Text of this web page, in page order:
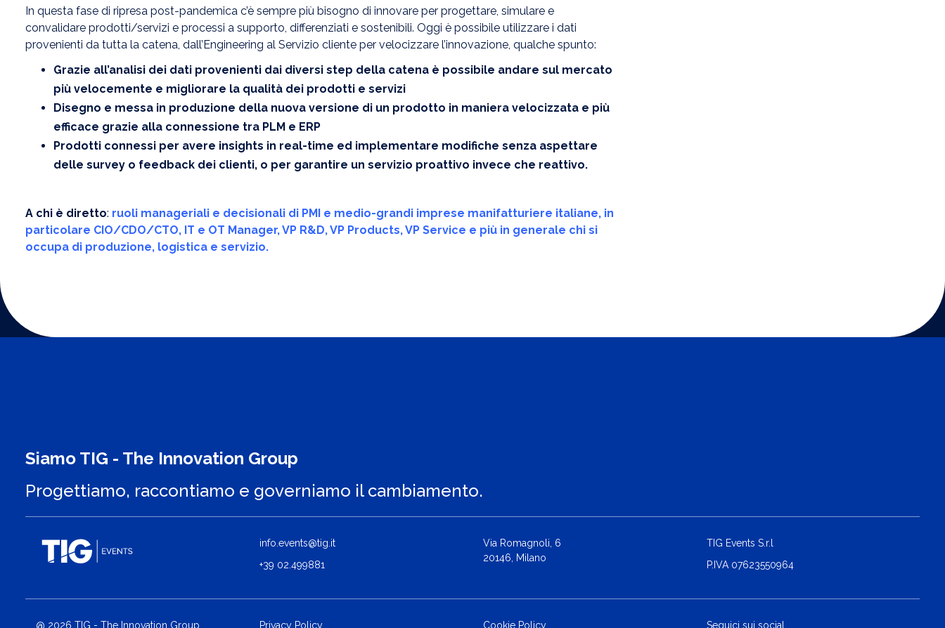
In questa fase di ripresa post-pandemica c’è sempre più bisogno di innovare per progettare, simulare e
convalidare prodotti/servizi e processi a supporto, differenziati e sostenibili. Oggi è possibile utilizzare i dati
provenienti da tutta la catena, dall’Engineering al Servizio cliente per velocizzare l’innovazione, qualche spunto:
Grazie all’analisi dei dati provenienti dai diversi step della catena è possibile andare sul mercato
più velocemente e migliorare la qualità dei prodotti e servizi
Disegno e messa in produzione della nuova versione di un prodotto in maniera velocizzata e più
efficace grazie alla connessione tra PLM e ERP
Prodotti connessi per avere insights in real-time ed implementare modifiche senza aspettare
delle survey o feedback dei clienti, o per garantire un servizio proattivo invece che reattivo.
A chi è diretto: ruoli manageriali e decisionali di PMI e medio-grandi imprese manifatturiere italiane, in
particolare CIO/CDO/CTO, IT e OT Manager, VP R&D, VP Products, VP Service e più in generale chi si
occupa di produzione, logistica e servizio.
Siamo TIG - The Innovation Group
Progettiamo, raccontiamo e governiamo il cambiamento.
info.events@tig.it
+39 02.499881
Via Romagnoli, 6
20146, Milano
TIG Events S.r.l
P.IVA 07623550964
@ 2026 TIG - The Innovation Group Privacy Policy Cookie Policy Seguici sui social